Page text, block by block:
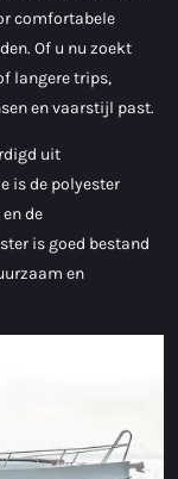
comfortabele
Of u nu zoekt
langere trips,
en vaarstijl past.
uit
is de polyester
de
is goed bestand
en